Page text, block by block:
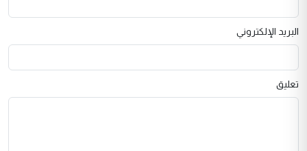
البريد الإلكتروني
تعليق